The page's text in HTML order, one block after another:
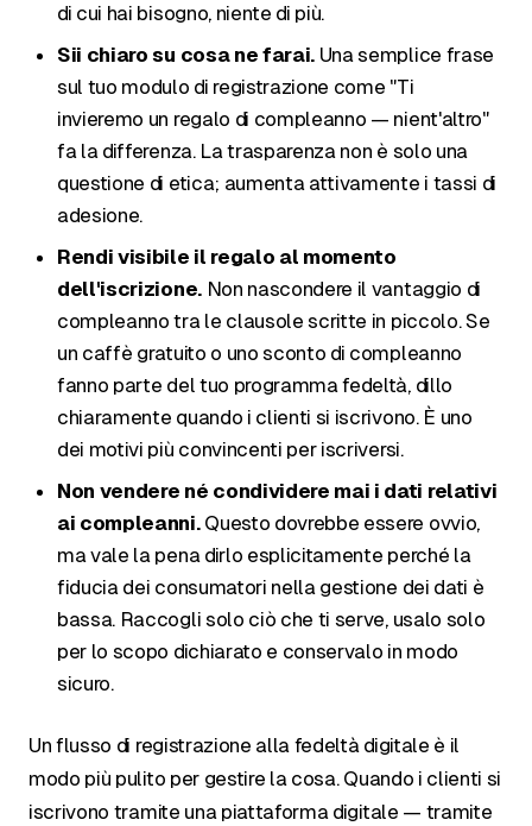
di cui hai bisogno, niente di più.
Sii chiaro su cosa ne farai. Una semplice frase
sul tuo modulo di registrazione come "Ti
invieremo un regalo di compleanno — nient'altro"
fa la differenza. La trasparenza non è solo una
questione di etica; aumenta attivamente i tassi di
adesione.
Rendi visibile il regalo al momento
dell'iscrizione.Non nascondere il vantaggio di
compleanno tra le clausole scritte in piccolo. Se
un caffè gratuito o uno sconto di compleanno
fanno parte del tuo programma fedeltà, dillo
chiaramente quando i clienti si iscrivono. È uno
dei motivi più convincenti per iscriversi.
Non vendere né condividere mai i dati relativi
ai compleanni.Questo dovrebbe essere ovvio,
ma vale la pena dirlo esplicitamente perché la
fiducia dei consumatori nella gestione dei dati è
bassa. Raccogli solo ciò che ti serve, usalo solo
per lo scopo dichiarato e conservalo in modo
sicuro.
Un flusso di registrazione alla fedeltà digitale è il
modo più pulito per gestire la cosa. Quando i clienti si
iscrivono tramite una piattaforma digitale — tramite